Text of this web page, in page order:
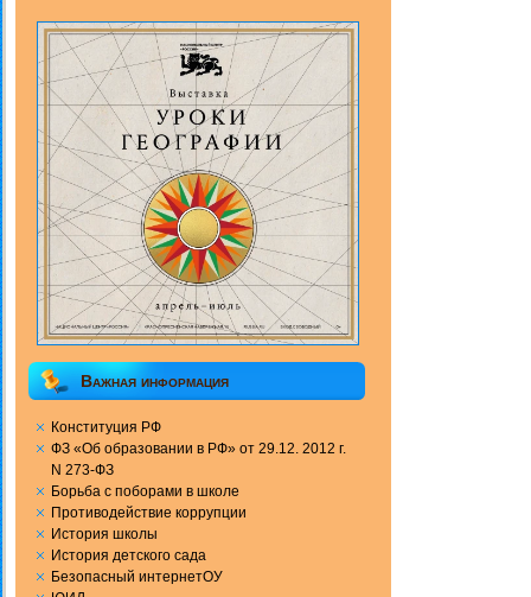
Важная информация
Конституция РФ
ФЗ «Об образовании в РФ» от 29.12. 2012 г.
N 273-ФЗ
Борьба с поборами в школе
Противодействие коррупции
История школы
История детского сада
Безопасный интернетОУ